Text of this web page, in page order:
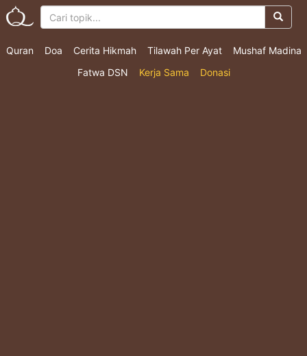
Quran Doa Cerita Hikmah Tilawah Per Ayat
Mushaf Madina
Fatwa DSN
Kerja Sama Donasi